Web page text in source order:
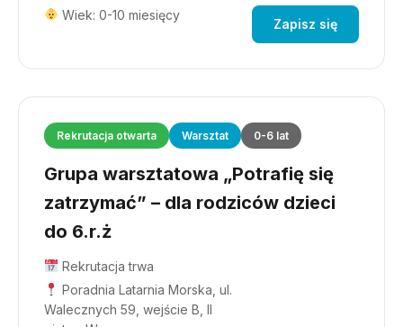
Wiek: 0-10 miesięcy
Zapisz się
Rekrutacja otwarta Warsztat 0-6 lat
Grupa warsztatowa „Potrafię się
zatrzymać” – dla rodziców dzieci
do 6.r.ż
Rekrutacja trwa
Poradnia Latarnia Morska, ul.
Walecznych 59, wejście B, II